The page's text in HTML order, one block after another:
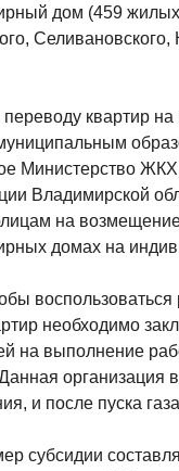
дом (459
переводу квартир
Министерство
Владимирской
на возмещение
домах на
необходимо
на выполнение
организация
и после пуска
субсидии